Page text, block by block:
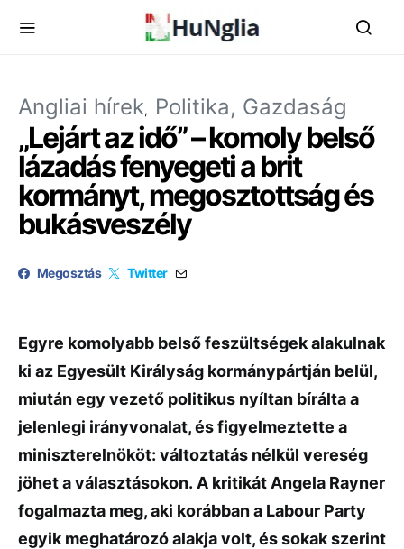
Angliai hírek Politika, Gazdaság
„Lejárt az idő” – komoly belső
lázadás fenyegeti a brit
kormányt, megosztottság és
bukásveszély
Megosztás Twitter
Egyre komolyabb belső feszültségek alakulnak
ki az Egyesült Királyság kormánypártján belül,
miután egy vezető politikus nyíltan bírálta a
jelenlegi irányvonalat, és figyelmeztette a
miniszterelnököt: változtatás nélkül vereség
jöhet a választásokon. A kritikát Angela Rayner
fogalmazta meg, aki korábban a Labour Party
egyik meghatározó alakja volt, és sokak szerint